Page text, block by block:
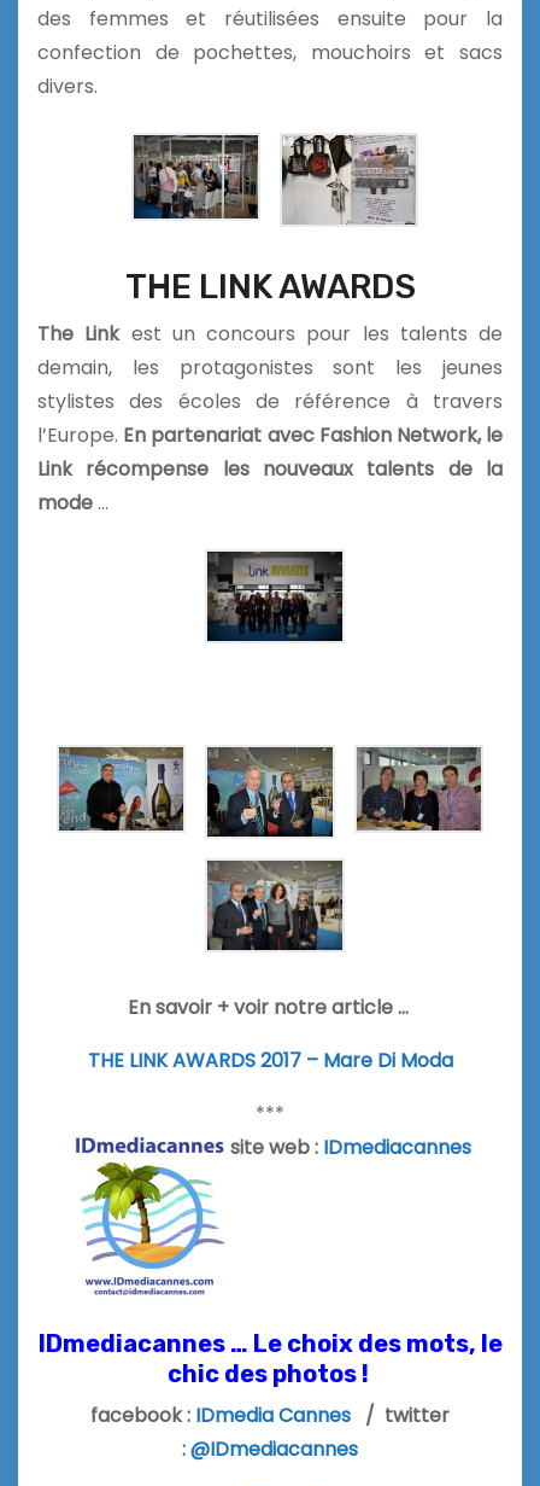
des femmes et réutilisées ensuite pour la
confection de pochettes, mouchoirs et sacs
divers.
THE LINK AWARDS
The Link est un concours pour les talents de
demain, les protagonistes sont les jeunes
stylistes des écoles de référence à travers
l’Europe. En partenariat avec Fashion Network, le
Link récompense les nouveaux talents de la
mode…
En savoir + voir notre article …
THE LINK AWARDS 2017 – Mare Di Moda
***
site web : IDmediacannes
IDmediacannes … Le choix des mots, le
chic des photos !
facebook : IDmedia Cannes / twitter
:@IDmediacannes